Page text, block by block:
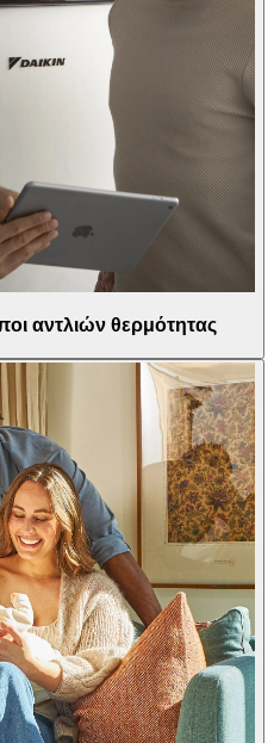
αντλιών θερμότητας